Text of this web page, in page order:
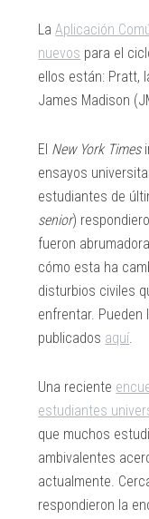
LaAplicación
nuevos para el
ellos están: Pratt,
James Madison
El New York Times
ensayos
estudiantes de
senior)
fueron
cómo esta ha
disturbios civiles
enfrentar. Pueden
publicados aquí.
Una reciente
estudiantes
que muchos
ambivalentes
actualmente.
respondieron la